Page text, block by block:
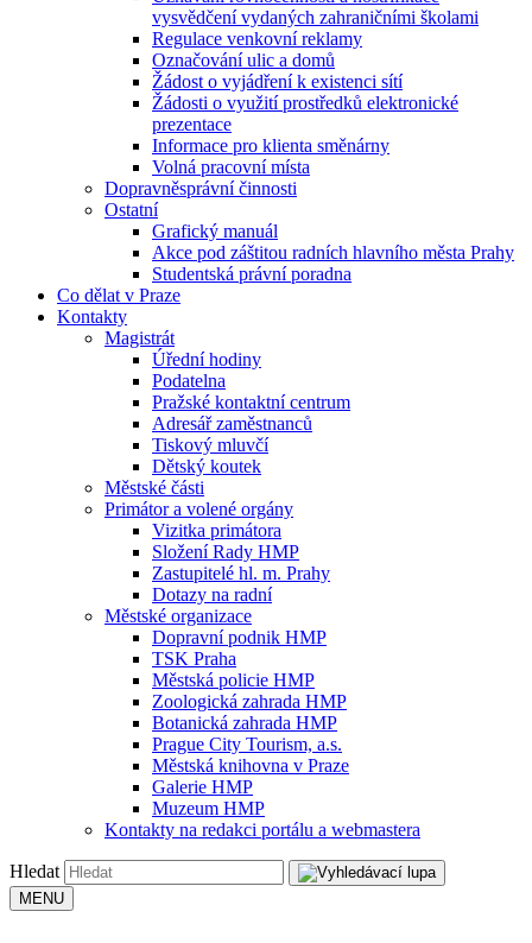
vysvědčení vydaných zahraničními školami
Regulace venkovní reklamy
Označování ulic a domů
Žádost o vyjádření k existenci sítí
Žádosti o využití prostředků elektronické
prezentace
Informace pro klienta směnárny
Volná pracovní místa
Dopravněsprávní činnosti
Ostatní
Grafický manuál
Akce pod záštitou radních hlavního města Prahy
Studentská právní poradna
Co dělat v Praze
Kontakty
Magistrát
Úřední hodiny
Podatelna
Pražské kontaktní centrum
Adresář zaměstnanců
Tiskový mluvčí
Dětský koutek
Městské části
Primátor a volené orgány
Vizitka primátora
Složení Rady HMP
Zastupitelé hl. m. Prahy
Dotazy na radní
Městské organizace
Dopravní podnik HMP
TSK Praha
Městská policie HMP
Zoologická zahrada HMP
Botanická zahrada HMP
Prague City Tourism, a.s.
Městská knihovna v Praze
Galerie HMP
Muzeum HMP
Kontakty na redakci portálu a webmastera
Hledat
MENU